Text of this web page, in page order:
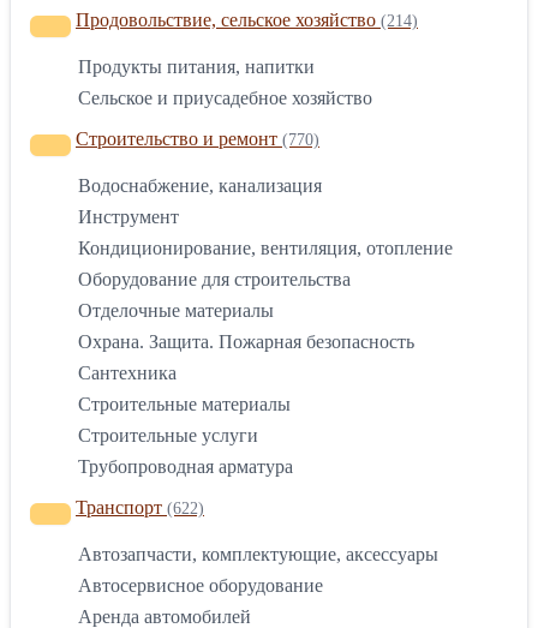
Продовольствие, сельское хозяйство (214)
Продукты питания, напитки
Сельское и приусадебное хозяйство
Строительство и ремонт (770)
Водоснабжение, канализация
Инструмент
Кондиционирование, вентиляция, отопление
Оборудование для строительства
Отделочные материалы
Охрана. Защита. Пожарная безопасность
Сантехника
Строительные материалы
Строительные услуги
Трубопроводная арматура
Транспорт (622)
Автозапчасти, комплектующие, аксессуары
Автосервисное оборудование
Аренда автомобилей